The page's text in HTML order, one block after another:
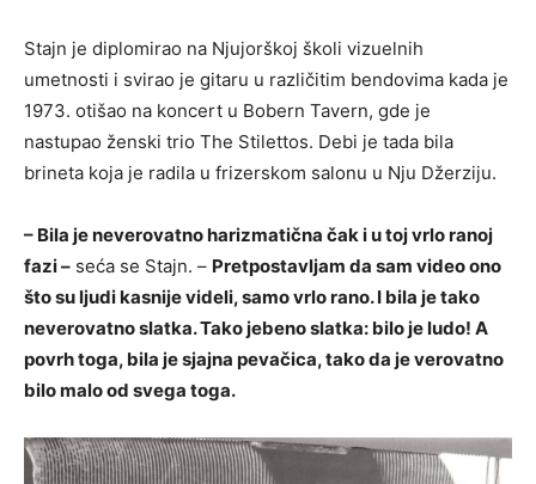
Stajn je diplomirao na Njujorškoj školi vizuelnih
umetnosti i svirao je gitaru u različitim bendovima kada je
1973. otišao na koncert u Bobern Tavern, gde je
nastupao ženski trio The Stilettos. Debi je tada bila
brineta koja je radila u frizerskom salonu u Nju Džerziju.
– Bila je neverovatno harizmatična čak i u toj vrlo ranoj
fazi – seća se Stajn. – Pretpostavljam da sam video ono
što su ljudi kasnije videli, samo vrlo rano. I bila je tako
neverovatno slatka. Tako jebeno slatka: bilo je ludo! A
povrh toga, bila je sjajna pevačica, tako da je verovatno
bilo malo od svega toga.